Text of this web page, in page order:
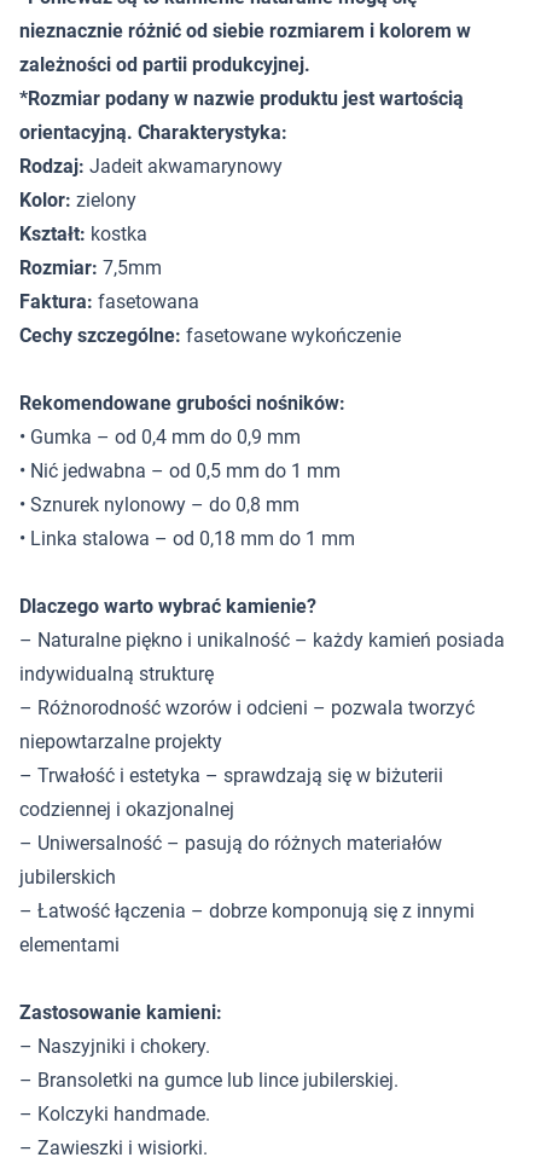
nieznacznie różnić od siebie rozmiarem i kolorem w
zależności od partii produkcyjnej.
*Rozmiar podany w nazwie produktu jest wartością
orientacyjną. Charakterystyka:
Rodzaj: Jadeit akwamarynowy
Kolor: zielony
Kształt: kostka
Rozmiar: 7,5mm
Faktura: fasetowana
Cechy szczególne: fasetowane wykończenie
Rekomendowane grubości nośników:
• Gumka – od 0,4 mm do 0,9 mm
• Nić jedwabna – od 0,5 mm do 1 mm
• Sznurek nylonowy – do 0,8 mm
• Linka stalowa – od 0,18 mm do 1 mm
Dlaczego warto wybrać kamienie?
– Naturalne piękno i unikalność – każdy kamień posiada
indywidualną strukturę
– Różnorodność wzorów i odcieni – pozwala tworzyć
niepowtarzalne projekty
– Trwałość i estetyka – sprawdzają się w biżuterii
codziennej i okazjonalnej
– Uniwersalność – pasują do różnych materiałów
jubilerskich
– Łatwość łączenia – dobrze komponują się z innymi
elementami
Zastosowanie kamieni:
– Naszyjniki i chokery.
– Bransoletki na gumce lub lince jubilerskiej.
– Kolczyki handmade.
– Zawieszki i wisiorki.